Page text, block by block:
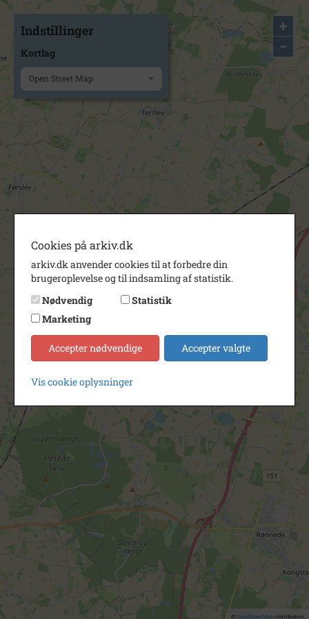
+
−
© OpenStreetMapcontributors.
Indstillinger
Kortlag
Open Street Map
Cookies på arkiv.dk
arkiv.dk anvender cookies til at forbedre din
brugeroplevelse og til indsamling af statistik.
Nødvendig
Statistik
Marketing
Accepter nødvendige Accepter valgte
Vis cookie oplysninger